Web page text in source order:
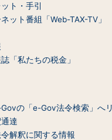
ト・手引
ット番組「Web-TAX-TV」
「私たちの税金」
の「e-Gov法令検索」へリ
達
解釈に関する情報